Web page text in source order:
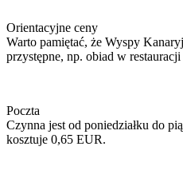
Orientacyjne ceny
Warto pamiętać, że Wyspy
przystępne, np. obiad w
Poczta
Czynna jest od poniedziałku do
kosztuje 0,65 EUR.